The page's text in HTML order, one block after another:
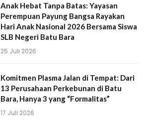
Anak Hebat Tanpa Batas: Yayasan
Perempuan Payung Bangsa Rayakan
Hari Anak Nasional 2026 Bersama Siswa
SLB Negeri Batu Bara
25 Juli 2026
Komitmen Plasma Jalan di Tempat: Dari
13 Perusahaan Perkebunan di Batu
Bara, Hanya 3 yang “Formalitas”
17 Juli 2026